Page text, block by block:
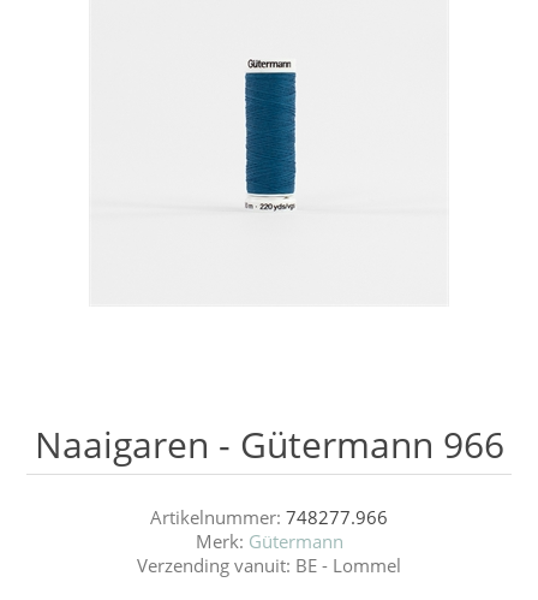
Naaigaren - Gütermann 966
Artikelnummer: 748277.966
Merk: Gütermann
Verzending vanuit: BE - Lommel